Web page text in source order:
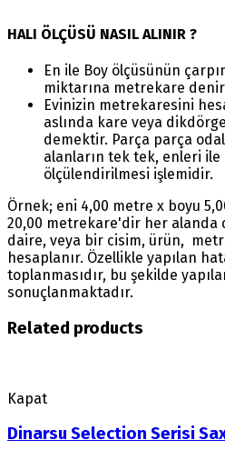
HALI ÖLÇÜSÜ NASIL ALINIR ?
En ile Boy ölçüsünün
miktarına metrekare
Evinizin metrekaresini
aslında kare veya
demektir. Parça parça
alanların tek tek, enleri ile
ölçülendirilmesi işlemidir.
Örnek; eni 4,00 metre x boyu
20,00 metrekare'dir her alanda
daire, veya bir cisim, ürün,
hesaplanır. Özellikle yapılan
toplanmasıdır, bu şekilde
sonuçlanmaktadır.
Related products
Kapat
Dinarsu Selection Serisi